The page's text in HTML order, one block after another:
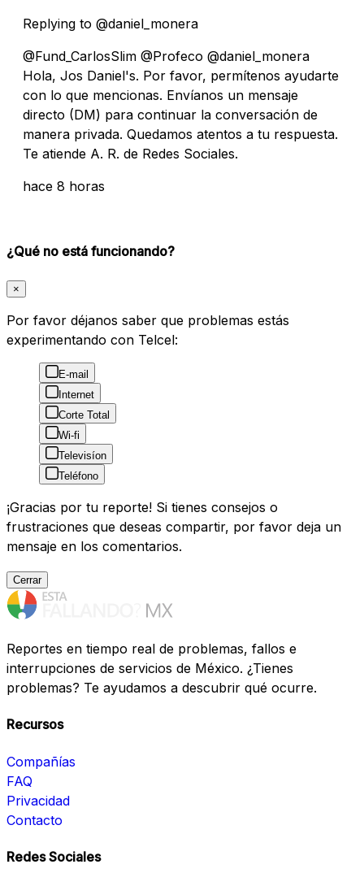
Replying to @daniel_monera
@Fund_CarlosSlim @Profeco @daniel_monera
Hola, Jos Daniel's. Por favor, permítenos ayudarte
con lo que mencionas. Envíanos un mensaje
directo (DM) para continuar la conversación de
manera privada. Quedamos atentos a tu respuesta.
Te atiende A. R. de Redes Sociales.
hace 8 horas
¿Qué no está funcionando?
×
Por favor déjanos saber que problemas estás
experimentando con Telcel:
E-mail
Internet
Corte Total
Wi-fi
Televisíon
Teléfono
¡Gracias por tu reporte! Si tienes consejos o
frustraciones que deseas compartir, por favor deja un
mensaje en los comentarios.
Cerrar
Reportes en tiempo real de problemas, fallos e
interrupciones de servicios de México. ¿Tienes
problemas? Te ayudamos a descubrir qué ocurre.
Recursos
Compañías
FAQ
Privacidad
Contacto
Redes Sociales